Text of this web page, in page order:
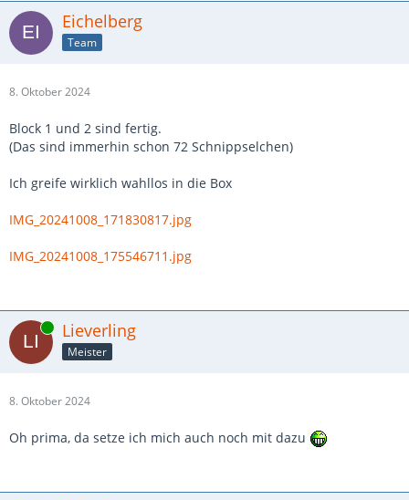
Eichelberg
Team
8. Oktober 2024
Block 1 und 2 sind fertig.
(Das sind immerhin schon 72 Schnippselchen)
Ich greife wirklich wahllos in die Box
IMG_20241008_171830817.jpg
IMG_20241008_175546711.jpg
Online Lieverling
Meister
8. Oktober 2024
Oh prima, da setze ich mich auch noch mit dazu